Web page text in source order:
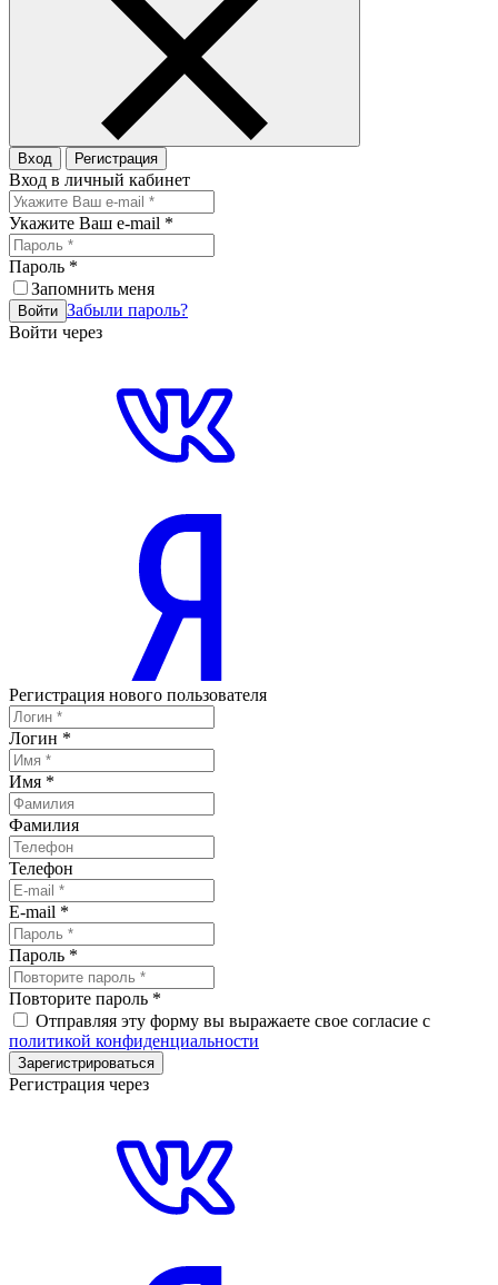
Вход Регистрация
Вход в личный кабинет
Укажите Ваш e-mail *
Пароль *
Запомнить меня
Войти Забыли пароль?
Войти через
Регистрация нового пользователя
Логин *
Имя *
Фамилия
Телефон
E-mail *
Пароль *
Повторите пароль *
Отправляя эту форму вы выражаете свое согласие с
политикой конфиденциальности
Зарегистрироваться
Регистрация через